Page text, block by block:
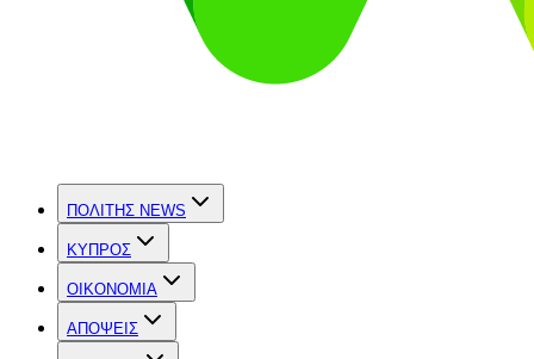
ΠΟΛΙΤΗΣ NEWS
ΚΥΠΡΟΣ
OIKONOMIA
ΑΠΟΨΕΙΣ